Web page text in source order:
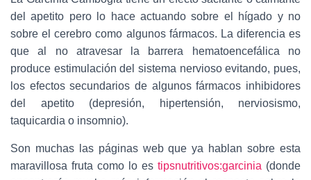
del apetito pero lo hace actuando sobre el hígado y no
sobre el cerebro como algunos fármacos. La diferencia es
que al no atravesar la barrera hematoencefálica no
produce estimulación del sistema nervioso evitando, pues,
los efectos secundarios de algunos fármacos inhibidores
del apetito (depresión, hipertensión, nerviosismo,
taquicardia o insomnio).
Son muchas las páginas web que ya hablan sobre esta
maravillosa fruta como lo es tipsnutritivos:garcinia (donde